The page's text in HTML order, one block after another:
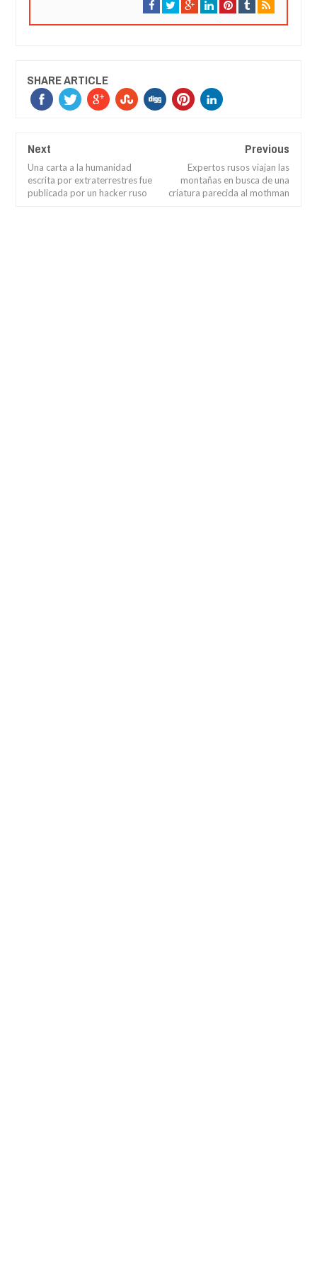
SHARE ARTICLE
Next
Una carta a la humanidad
escrita por extraterrestres fue
publicada por un hacker ruso
Previous
Expertos rusos viajan las
montañas en busca de una
criatura parecida al mothman